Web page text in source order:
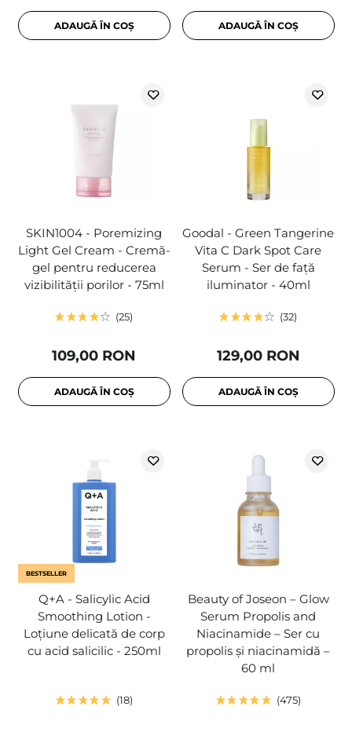
ADAUGĂ ÎN COȘ ADAUGĂ ÎN COȘ
SKIN1004 - Poremizing
Light Gel Cream - Cremă-
gel pentru reducerea
vizibilității porilor - 75ml
25
109,00 RON
ADAUGĂ ÎN COȘ
Goodal - Green Tangerine
Vita C Dark Spot Care
Serum - Ser de față
iluminator - 40ml
32
129,00 RON
ADAUGĂ ÎN COȘ
BESTSELLER
Q+A - Salicylic Acid
Smoothing Lotion -
Loțiune delicată de corp
cu acid salicilic - 250ml
18
Beauty of Joseon – Glow
Serum Propolis and
Niacinamide – Ser cu
propolis și niacinamidă –
60 ml
475